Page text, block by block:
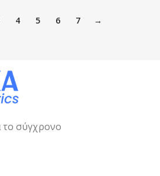
4 5 6 7 →
το σύγχρονο